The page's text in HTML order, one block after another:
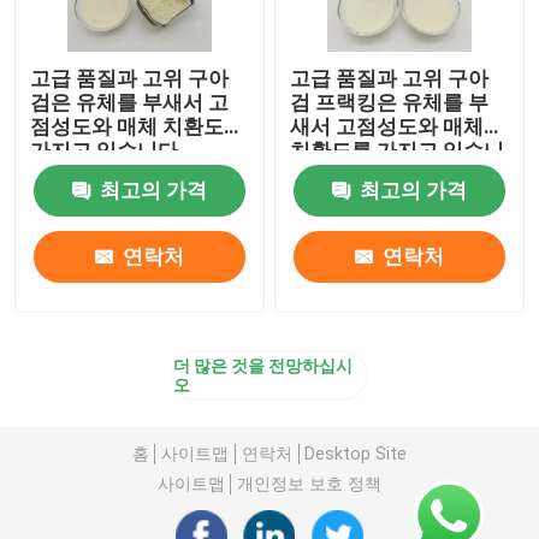
고급 품질과 고위 구아
검은 유체를 부새서 고
점성도와 매체 치환도를
가지고 있습니다
최고의 가격
연락처
고급 품질과 고위 구아
검 프랙킹은 유체를 부
새서 고점성도와 매체
치환도를 가지고 있습니
다
최고의 가격
연락처
더 많은 것을 전망하십시
오
홈 사이트맵 연락처
Desktop Site
사이트맵
개인정보 보호 정책